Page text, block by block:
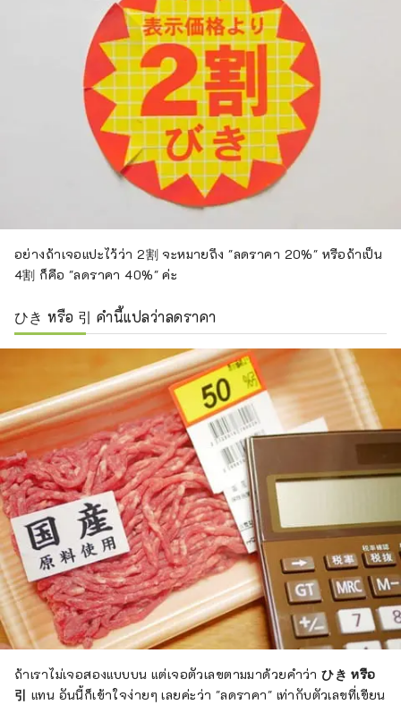
อย่างถ้าเจอแปะไว้ว่า 2割 จะหมายถึง "ลดราคา 20%" หรือถ้าเป็น
4割 ก็คือ "ลดราคา 40%" ค่ะ
ひき หรือ 引 คำนี้แปลว่าลดราคา
ถ้าเราไม่เจอสองแบบบน แต่เจอตัวเลขตามมาด้วยคำว่าひき หรือ
引 แทน อันนี้ก็เข้าใจง่ายๆ เลยค่ะว่า "ลดราคา" เท่ากับตัวเลขที่เขียน